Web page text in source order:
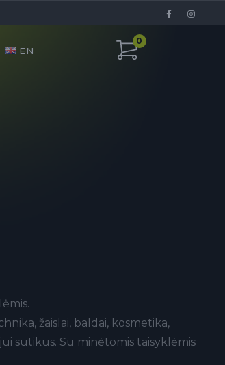
EN
0
žaislai, baldai, kosmetika,
sutikus. Su minėtomis taisyklėmis